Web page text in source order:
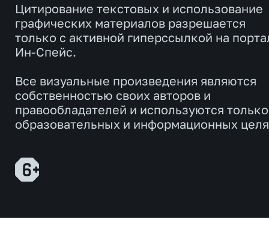
Цитирование текстовых и использование
графических материалов разрешается
только с активной гиперссылкой на
Ин-Спейс.
Все визуальные произведения являются
собственностью своих авторов и
правообладателей и используются
образовательных и информационных